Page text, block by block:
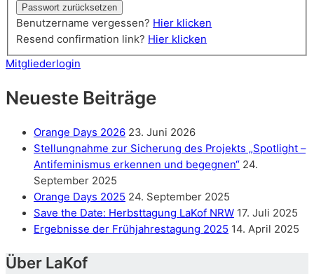
Benutzername vergessen? Hier klicken
Resend confirmation link? Hier klicken
Mitgliederlogin
Neueste Beiträge
Orange Days 2026 23. Juni 2026
Stellungnahme zur Sicherung des Projekts „Spotlight –
Antifeminismus erkennen und begegnen“ 24.
September 2025
Orange Days 2025 24. September 2025
Save the Date: Herbsttagung LaKof NRW 17. Juli 2025
Ergebnisse der Frühjahrestagung 2025 14. April 2025
Über LaKof